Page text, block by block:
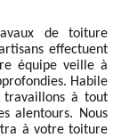
de toiture
effectuent
équipe veille à
Habile
travaillons à tout
alentours. Nous
à votre toiture